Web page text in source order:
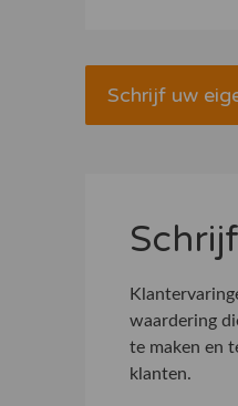
Schrijf uw
waardering
te maken en
klanten.